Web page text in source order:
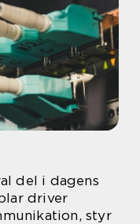
del i dagens
driver
styr